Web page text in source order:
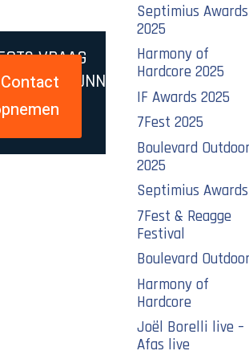
VRAAG
KUNNEN
Contact
Septimius Awards
2025
Harmony of
Hardcore 2025
IF Awards 2025
7Fest 2025
Boulevard Outdoor
2025
Septimius Awards
7Fest & Reagge
Festival
Boulevard Outdoor
Harmony of
Hardcore
Joël Borelli live –
Afas live